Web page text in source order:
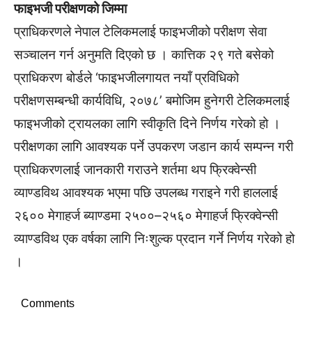
फाइभजी परीक्षणको जिम्मा
प्राधिकरणले नेपाल टेलिकमलाई फाइभजीको परीक्षण सेवा
सञ्चालन गर्न अनुमति दिएको छ । कात्तिक २९ गते बसेको
प्राधिकरण बोर्डले ‘फाइभजीलगायत नयाँ प्रविधिको
परीक्षणसम्बन्धी कार्यविधि, २०७८’ बमोजिम हुनेगरी टेलिकमलाई
फाइभजीको ट्रायलका लागि स्वीकृति दिने निर्णय गरेको हो ।
परीक्षणका लागि आवश्यक पर्ने उपकरण जडान कार्य सम्पन्न गरी
प्राधिकरणलाई जानकारी गराउने शर्तमा थप फ्रिक्वेन्सी
व्याण्डविथ आवश्यक भएमा पछि उपलब्ध गराइने गरी हाललाई
२६०० मेगाहर्ज ब्याण्डमा २५००–२५६० मेगाहर्ज फ्रिक्वेन्सी
व्याण्डविथ एक वर्षका लागि निःशुल्क प्रदान गर्ने निर्णय गरेको हो
।
Comments